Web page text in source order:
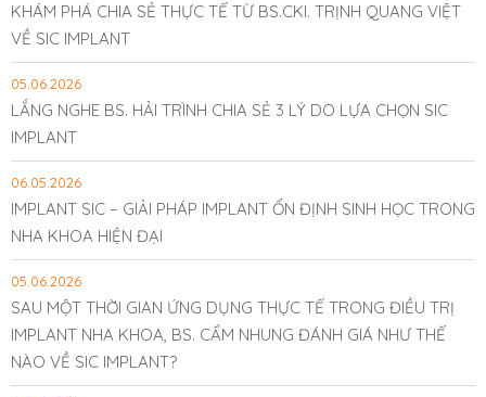
KHÁM PHÁ CHIA SẺ THỰC TẾ TỪ BS.CKI. TRỊNH QUANG VIỆT
VỀ SIC IMPLANT
05.06.2026
LẮNG NGHE BS. HẢI TRÌNH CHIA SẺ 3 LÝ DO LỰA CHỌN SIC
IMPLANT
06.05.2026
IMPLANT SIC – GIẢI PHÁP IMPLANT ỔN ĐỊNH SINH HỌC TRONG
NHA KHOA HIỆN ĐẠI
05.06.2026
SAU MỘT THỜI GIAN ỨNG DỤNG THỰC TẾ TRONG ĐIỀU TRỊ
IMPLANT NHA KHOA, BS. CẨM NHUNG ĐÁNH GIÁ NHƯ THẾ
NÀO VỀ SIC IMPLANT?